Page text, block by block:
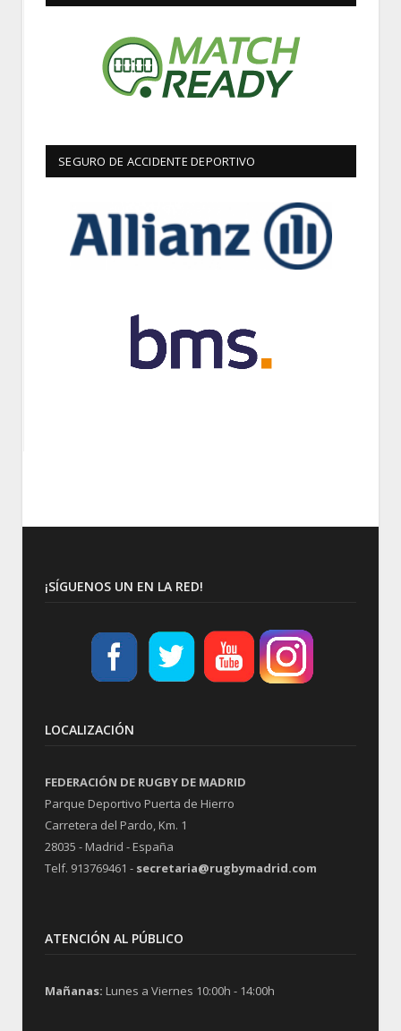
SEGURO DE ACCIDENTE DEPORTIVO
¡SÍGUENOS UN EN LA RED!
LOCALIZACIÓN
FEDERACIÓN DE RUGBY DE MADRID
Parque Deportivo Puerta de Hierro
Carretera del Pardo, Km. 1
28035 - Madrid - España
Telf. 913769461 - secretaria@rugbymadrid.com
ATENCIÓN AL PÚBLICO
Mañanas: Lunes a Viernes 10:00h - 14:00h